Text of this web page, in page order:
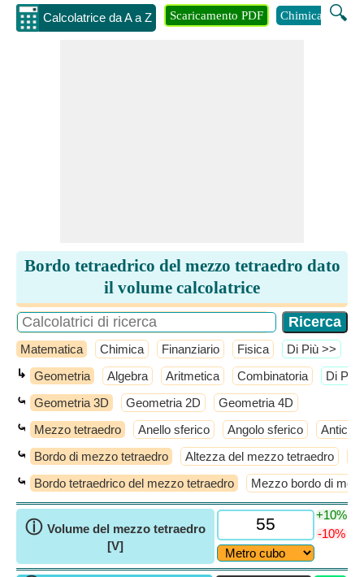
Calcolatrice da A a Z 🔍
Scaricamento PDF Chimica
Bordo tetraedrico del mezzo tetraedro dato
il volume calcolatrice
Matematica Chimica Finanziario Fisica ​Di Più >>
↳ Geometria Algebra Aritmetica Combinatoria ​Di Più
⤿ Geometria 3D Geometria 2D Geometria 4D
⤿ Mezzo tetraedro Anello sferico Angolo sferico
⤿ Bordo di mezzo tetraedro Altezza del mezzo tetraedro
⤿ Bordo tetraedrico del mezzo tetraedro Mezzo bordo di
ⓘ Volume del mezzo tetraedro
[V]
+10%
-10%